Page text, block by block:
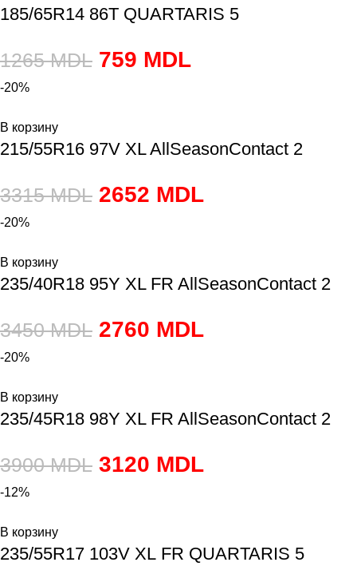
185/65R14 86T QUARTARIS 5
1265MDL 759 MDL
-20%
В корзину
215/55R16 97V XL AllSeasonContact 2
3315MDL 2652 MDL
-20%
В корзину
235/40R18 95Y XL FR AllSeasonContact 2
3450MDL 2760 MDL
-20%
В корзину
235/45R18 98Y XL FR AllSeasonContact 2
3900MDL 3120 MDL
-12%
В корзину
235/55R17 103V XL FR QUARTARIS 5